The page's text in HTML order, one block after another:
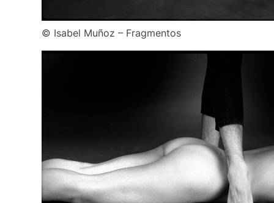
© Isabel Muñoz – Fragmentos